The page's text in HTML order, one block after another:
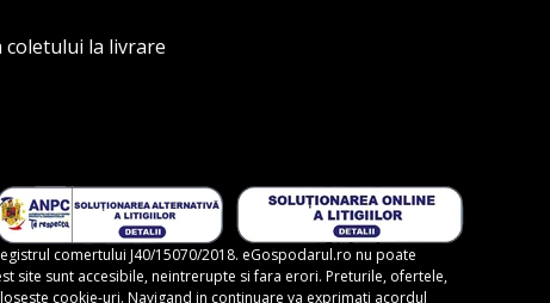
coletului la livrare
comertului J40/15070/2018. eGospodarul.ro nu poate
site sunt accesibile, neintrerupte si fara erori. Preturile, ofertele,
cookie-uri. Navigand in continuare va exprimati acordul